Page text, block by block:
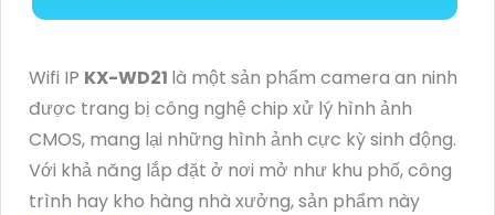
Wifi IP KX-WD21 là một sản phẩm camera an ninh
được trang bị công nghệ chip xử lý hình ảnh
CMOS, mang lại những hình ảnh cực kỳ sinh động.
Với khả năng lắp đặt ở nơi mở như khu phố, công
trình hay kho hàng nhà xưởng, sản phẩm này